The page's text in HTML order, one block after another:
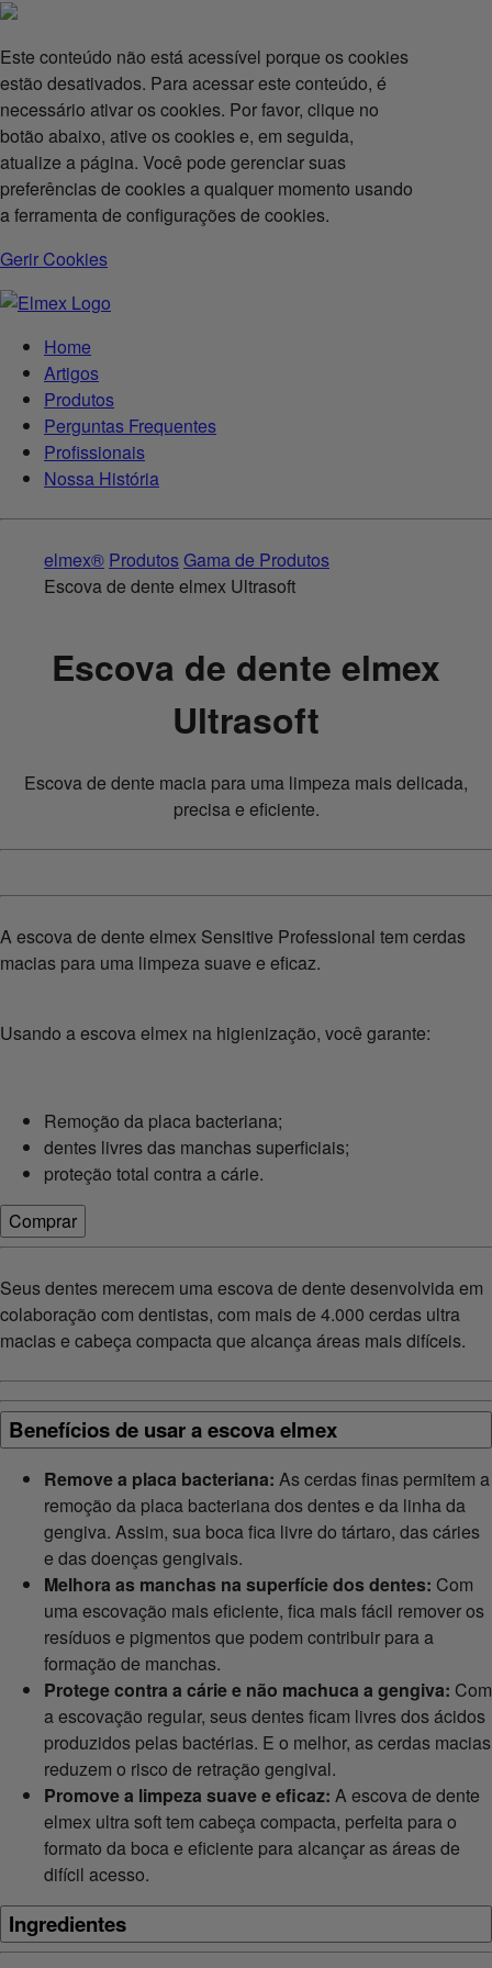
Este conteúdo não está acessível porque os cookies
estão desativados. Para acessar este conteúdo, é
necessário ativar os cookies. Por favor, clique no
botão abaixo, ative os cookies e, em seguida,
atualize a página. Você pode gerenciar suas
preferências de cookies a qualquer momento usando
a ferramenta de configurações de cookies.
Gerir Cookies
Home
Artigos
Produtos
Perguntas Frequentes
Profissionais
Nossa História
elmex® ProdutosGama de Produtos
Escova de dente elmex Ultrasoft
Escova de dente elmex
Ultrasoft
Escova de dente macia para uma limpeza mais delicada,
precisa e eficiente.
A escova de dente elmex Sensitive Professional tem cerdas
macias para uma limpeza suave e eficaz.
Usando a escova elmex na higienização, você garante:
Remoção da placa bacteriana;
dentes livres das manchas superficiais;
proteção total contra a cárie.
Comprar
Seus dentes merecem uma escova de dente desenvolvida em
colaboração com dentistas, com mais de 4.000 cerdas ultra
macias e cabeça compacta que alcança áreas mais difíceis.
Benefícios de usar a escova elmex
Remove a placa bacteriana: As cerdas finas permitem a
remoção da placa bacteriana dos dentes e da linha da
gengiva. Assim, sua boca fica livre do tártaro, das cáries
e das doenças gengivais.
Melhora as manchas na superfície dos dentes: Com
uma escovação mais eficiente, fica mais fácil remover os
resíduos e pigmentos que podem contribuir para a
formação de manchas.
Protege contra a cárie e não machuca a gengiva: Com
a escovação regular, seus dentes ficam livres dos ácidos
produzidos pelas bactérias. E o melhor, as cerdas macias
reduzem o risco de retração gengival.
Promove a limpeza suave e eficaz: A escova de dente
elmex ultra soft tem cabeça compacta, perfeita para o
formato da boca e eficiente para alcançar as áreas de
difícil acesso.
Ingredientes